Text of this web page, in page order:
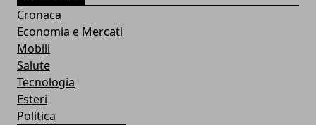
Cronaca
Economia e Mercati
Mobili
Salute
Tecnologia
Esteri
Politica